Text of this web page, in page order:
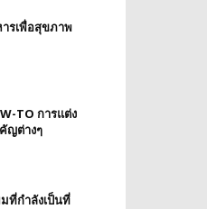
รเพื่อสุขภาพ
TO การแต่ง
ญต่างๆ
ที่กำลังเป็นที่